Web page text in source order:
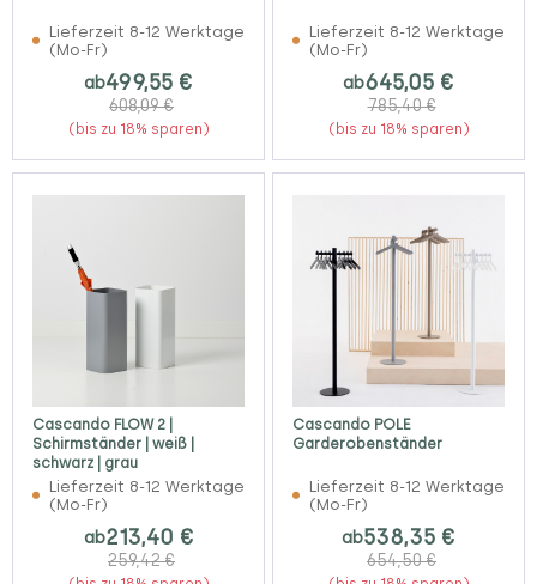
Lieferzeit 8-12 Werktage
(Mo-Fr)
ab499,55 €
608,09 €
(bis zu 18% sparen)
Lieferzeit 8-12 Werktage
(Mo-Fr)
ab645,05 €
785,40 €
(bis zu 18% sparen)
Cascando FLOW 2 |
Schirmständer | weiß |
schwarz | grau
Lieferzeit 8-12 Werktage
(Mo-Fr)
ab213,40 €
259,42 €
Cascando POLE
Garderobenständer
Lieferzeit 8-12 Werktage
(Mo-Fr)
ab538,35 €
654,50 €